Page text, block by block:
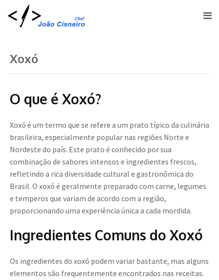
Xoxó
O que é Xoxó?
Xoxó é um termo que se refere a um prato típico da culinária
brasileira, especialmente popular nas regiões Norte e
Nordeste do país. Este prato é conhecido por sua
combinação de sabores intensos e ingredientes frescos,
refletindo a rica diversidade cultural e gastronômica do
Brasil. O xoxó é geralmente preparado com carne, legumes
e temperos que variam de acordo com a região,
proporcionando uma experiência única a cada mordida.
Ingredientes Comuns do Xoxó
Os ingredientes do xoxó podem variar bastante, mas alguns
elementos são frequentemente encontrados nas receitas.